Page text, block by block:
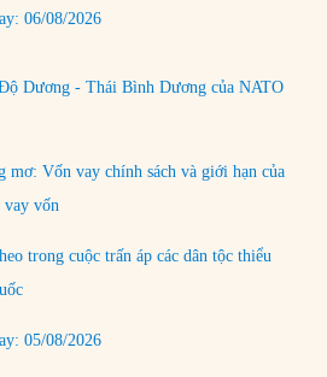
06/08/2026
Dương - Thái Bình Dương của NATO
mơ: Vốn vay chính sách và giới hạn của
vay vốn
trong cuộc trấn áp các dân tộc thiểu
05/08/2026